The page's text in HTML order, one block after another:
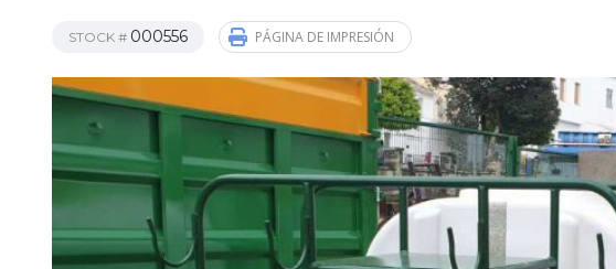
STOCK # 000556 PÁGINA DE IMPRESIÓN